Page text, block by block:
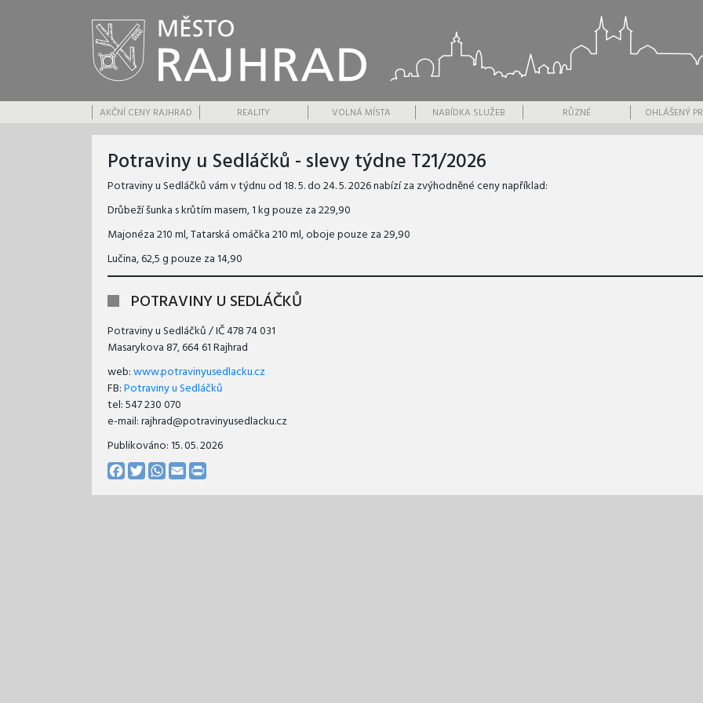
AKČNÍ CENY RAJHRAD REALITY VOLNÁ MÍSTA NABÍDKA SLUŽEB RŮZNÉ OHLÁŠENÝ
Potraviny u Sedláčků - slevy týdne T21/2026
Potraviny u Sedláčků vám v týdnu od 18. 5. do 24. 5. 2026 nabízí za zvýhodněné ceny například:
Drůbeží šunka s krůtím masem, 1 kg pouze za 229,90
Majonéza 210 ml, Tatarská omáčka 210 ml, oboje pouze za 29,90
Lučina, 62,5 g pouze za 14,90
POTRAVINY U SEDLÁČKŮ
Potraviny u Sedláčků / IČ 478 74 031
Masarykova 87, 664 61 Rajhrad
web:www.potravinyusedlacku.cz
FB:Potraviny u Sedláčků
tel: 547 230 070
e-mail: rajhrad@potravinyusedlacku.cz
Publikováno:15. 05. 2026
Facebook
TwitterWhatsApp
Email